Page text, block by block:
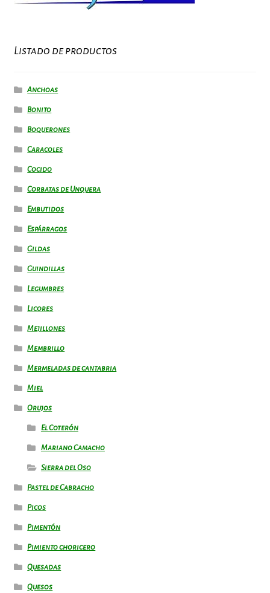
Listado de productos
Anchoas
Bonito
Boquerones
Caracoles
Cocido
Corbatas de Unquera
Embutidos
Espárragos
Gildas
Guindillas
Legumbres
Licores
Mejillones
Membrillo
Mermeladas de cantabria
Miel
Orujos
El Coterón
Mariano Camacho
Sierra del Oso
Pastel de Cabracho
Picos
Pimentón
Pimiento choricero
Quesadas
Quesos